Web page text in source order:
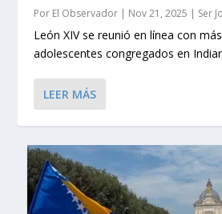
Por El Observador | Nov 21, 2025 | Ser
León XIV se reunió en línea con
adolescentes congregados en
LEER MÁS